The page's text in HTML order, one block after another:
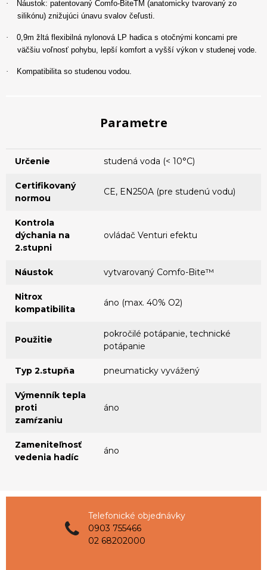
·
Náustok: patentovaný Comfo-BiteTM (anatomicky tvarovaný zo
silikónu) znižujúci únavu svalov čeľusti.
·
0,9m žltá flexibilná nylonová LP hadica s otočnými koncami pre
väčšiu voľnosť pohybu, lepší komfort a vyšší výkon v studenej vode.
· Kompatibilita so studenou vodou.
Parametre
Určenie studená voda (< 10°C)
Certifikovaný
normou
CE, EN250A (pre studenú vodu)
Kontrola
dýchania na
2.stupni
ovládač Venturi efektu
Náustok vytvarovaný Comfo-Bite™
Nitrox
kompatibilita
áno (max. 40% O2)
Použitie
pokročilé potápanie, technické
potápanie
Typ 2.stupňa pneumaticky vyvážený
Výmenník tepla
proti
zamŕzaniu
áno
Zameniteľnosť
vedenia hadíc
áno
Telefonické objednávky
0903 755466
02 68202000